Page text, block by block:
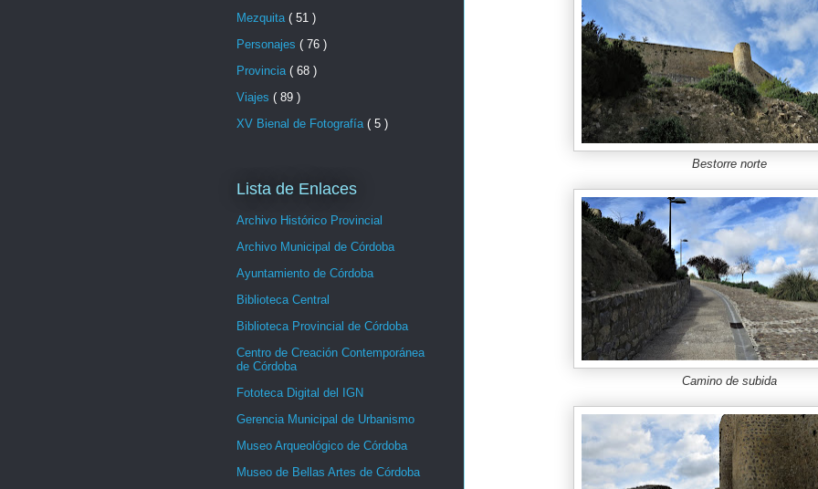
Bestorre norte
Camino de subida
Mezquita ( 51 )
Personajes ( 76 )
Provincia ( 68 )
Viajes ( 89 )
XV Bienal de Fotografía ( 5 )
Lista de Enlaces
Archivo Histórico Provincial
Archivo Municipal de Córdoba
Ayuntamiento de Córdoba
Biblioteca Central
Biblioteca Provincial de Córdoba
Centro de Creación Contemporánea
de Córdoba
Fototeca Digital del IGN
Gerencia Municipal de Urbanismo
Museo Arqueológico de Córdoba
Museo de Bellas Artes de Córdoba